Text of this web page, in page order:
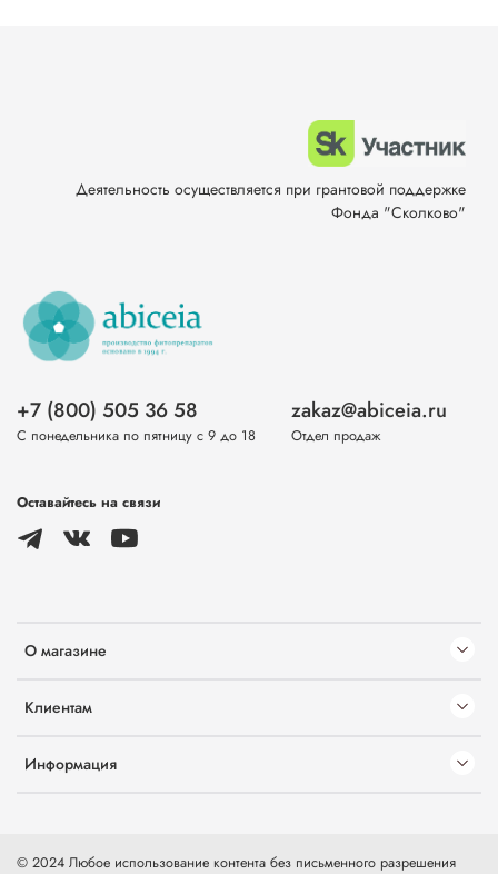
О магазине
Клиентам
Информация
+7 (800) 505 36 58
С понедельника по пятницу с 9 до 18
zakaz@abiceia.ru
Отдел продаж
Оставайтесь на связи
Деятельность осуществляется при грантовой поддержке
Фонда "Сколково"
© 2024 Любое использование контента без письменного разрешения